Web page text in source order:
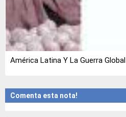
América Latina Y La Guerra Global
Comenta esta nota!